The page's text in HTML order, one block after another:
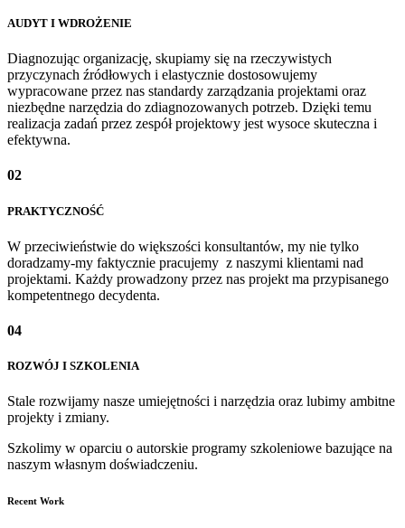
AUDYT I WDROŻENIE
Diagnozując organizację, skupiamy się na rzeczywistych
przyczynach źródłowych i elastycznie dostosowujemy
wypracowane przez nas standardy zarządzania projektami oraz
niezbędne narzędzia do zdiagnozowanych potrzeb. Dzięki temu
realizacja zadań przez zespół projektowy jest wysoce skuteczna i
efektywna.
02
PRAKTYCZNOŚĆ
W przeciwieństwie do większości konsultantów, my nie tylko
doradzamy-my faktycznie pracujemy z naszymi klientami nad
projektami. Każdy prowadzony przez nas projekt ma przypisanego
kompetentnego decydenta.
04
ROZWÓJ I SZKOLENIA
Stale rozwijamy nasze umiejętności i narzędzia oraz lubimy ambitne
projekty i zmiany.
Szkolimy w oparciu o autorskie programy szkoleniowe bazujące na
naszym własnym doświadczeniu.
Recent Work